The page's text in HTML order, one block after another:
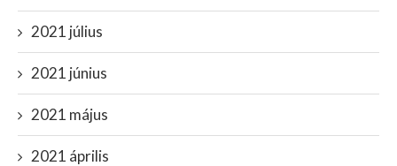
2021 július
2021 június
2021 május
2021 április